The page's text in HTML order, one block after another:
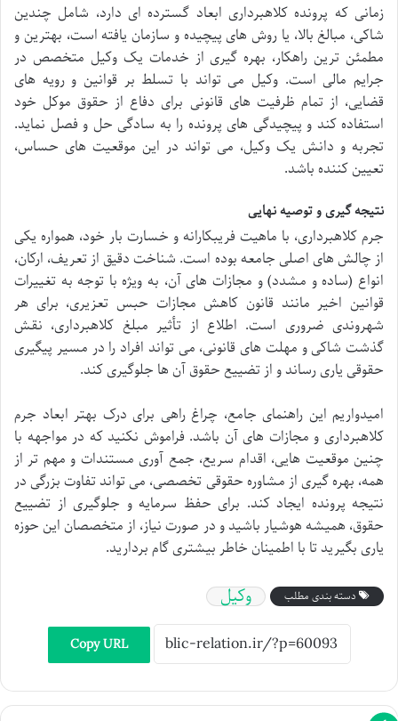
زمانی که پرونده کلاهبرداری ابعاد گسترده ای دارد، شامل چندین
شاکی، مبالغ بالا، یا روش های پیچیده و سازمان یافته است، بهترین و
مطمئن ترین راهکار، بهره گیری از خدمات یک وکیل متخصص در
جرایم مالی است. وکیل می تواند با تسلط بر قوانین و رویه های
قضایی، از تمام ظرفیت های قانونی برای دفاع از حقوق موکل خود
استفاده کند و پیچیدگی های پرونده را به سادگی حل و فصل نماید.
تجربه و دانش یک وکیل، می تواند در این موقعیت های حساس،
تعیین کننده باشد.
نتیجه گیری و توصیه نهایی
جرم کلاهبرداری، با ماهیت فریبکارانه و خسارت بار خود، همواره یکی
از چالش های اصلی جامعه بوده است. شناخت دقیق از تعریف، ارکان،
انواع (ساده و مشدد) و مجازات های آن، به ویژه با توجه به تغییرات
قوانین اخیر مانند قانون کاهش مجازات حبس تعزیری، برای هر
شهروندی ضروری است. اطلاع از تأثیر مبلغ کلاهبرداری، نقش
گذشت شاکی و مهلت های قانونی، می تواند افراد را در مسیر پیگیری
حقوقی یاری رساند و از تضییع حقوق آن ها جلوگیری کند.
امیدواریم این راهنمای جامع، چراغ راهی برای درک بهتر ابعاد جرم
کلاهبرداری و مجازات های آن باشد. فراموش نکنید که در مواجهه با
چنین موقعیت هایی، اقدام سریع، جمع آوری مستندات و مهم تر از
همه، بهره گیری از مشاوره حقوقی تخصصی، می تواند تفاوت بزرگی در
نتیجه پرونده ایجاد کند. برای حفظ سرمایه و جلوگیری از تضییع
حقوق، همیشه هوشیار باشید و در صورت نیاز، از متخصصان این حوزه
یاری بگیرید تا با اطمینان خاطر بیشتری گام بردارید.
دسته بندی مطلب وکیل
Copy URL